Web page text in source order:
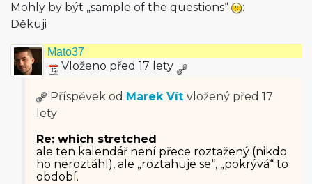
Mohly by být „sample of the questions“
:
Děkuji
Mato37
Vloženo před 17 lety
Příspěvek od Marek Vít vložený před 17
lety
Re: which stretched
ale ten kalendář není přece roztažený (nikdo
ho neroztáhl), ale „roztahuje se“, „pokrývá“ to
období.